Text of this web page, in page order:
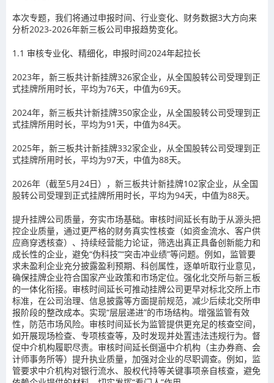
本次专题，我们将通过申报时间、行业变化、财务数据3大方向来
分析2023-2026年新三板公司申报趋势变化。
1.1 审核专业化、精细化，申报时间2024年起拉长
2023年，新三板共计新挂牌326家企业，从全国股转公司受理到正
式挂牌所用时长，平均为76天，中值为69天。
2024年，新三板共计新挂牌350家企业，从全国股转公司受理到正
式挂牌所用时长，平均为91 天，中值为84天。
2025年，新三板共计新挂牌332家企业，从全国股转公司受理到正
式挂牌所用时长，平均为97天，中值为88天。
2026年（截至5月24日），新三板共计新挂牌102家企业，从全国
股转公司受理到正式挂牌所用时长，平均为94天，中值为88天。
提升挂牌公司质量，夯实市场基础。 审核时间延长有助于从源头把
控企业质量，通过更严格的财务真实性核查（如资金流水、客户供
应商穿透核查）、持续经营能力论证，筛选出真正具备创新能力和
成长性的企业，避免“伪科技”“突击冲业绩”等问题。例如，监管要
求未盈利企业充分披露盈利预期、科创属性，逐单听取行业意见，
确保挂牌企业符合国家产业政策和市场定位。 强化北交所与新三板
的一体化衔接。 审核时间延长可推动挂牌公司更早对标北交所上市
标准，在公司治理、信息披露等方面提前规范，减少后续北交所申
报阶段的整改成本。实现“层层递进”的市场结构。 增强监管有效
性，防范市场风险。审核时间延长为监管提供更充足的核查空间，
如开展现场检查、专项核查等，及时发现并处置违法违规行为。 督
促中介机构履职尽责。 审核时间延长倒逼中介机构（主办券商、会
计师事务所等）提升执业质量，加强对企业的尽职调查。例如，监
管要求中介机构对银行流水、股权代持等关键事项亲自核查，避免